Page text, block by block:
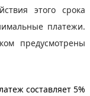
этого срока
платежи.
предусмотрены
составляет 5%